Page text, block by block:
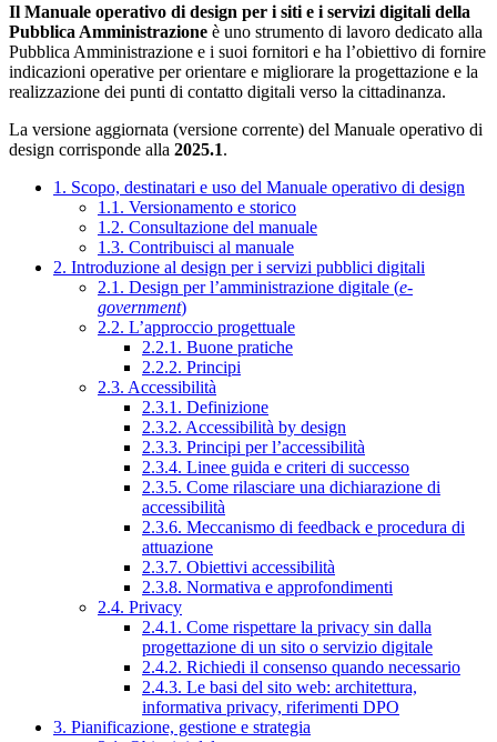
Il Manuale operativo di design per i siti e i servizi digitali della
Pubblica Amministrazione è uno strumento di lavoro dedicato alla
Pubblica Amministrazione e i suoi fornitori e ha l’obiettivo di fornire
indicazioni operative per orientare e migliorare la progettazione e la
realizzazione dei punti di contatto digitali verso la cittadinanza.
La versione aggiornata (versione corrente) del Manuale operativo di
design corrisponde alla 2025.1.
1. Scopo, destinatari e uso del Manuale operativo di design
1.1. Versionamento e storico
1.2. Consultazione del manuale
1.3. Contribuisci al manuale
2. Introduzione al design per i servizi pubblici digitali
2.1. Design per l’amministrazione digitale (e-
government)
2.2. L’approccio progettuale
2.2.1. Buone pratiche
2.2.2. Principi
2.3. Accessibilità
2.3.1. Definizione
2.3.2. Accessibilità by design
2.3.3. Principi per l’accessibilità
2.3.4. Linee guida e criteri di successo
2.3.5. Come rilasciare una dichiarazione di
accessibilità
2.3.6. Meccanismo di feedback e procedura di
attuazione
2.3.7. Obiettivi accessibilità
2.3.8. Normativa e approfondimenti
2.4. Privacy
2.4.1. Come rispettare la privacy sin dalla
progettazione di un sito o servizio digitale
2.4.2. Richiedi il consenso quando necessario
2.4.3. Le basi del sito web: architettura,
informativa privacy, riferimenti DPO
3. Pianificazione, gestione e strategia